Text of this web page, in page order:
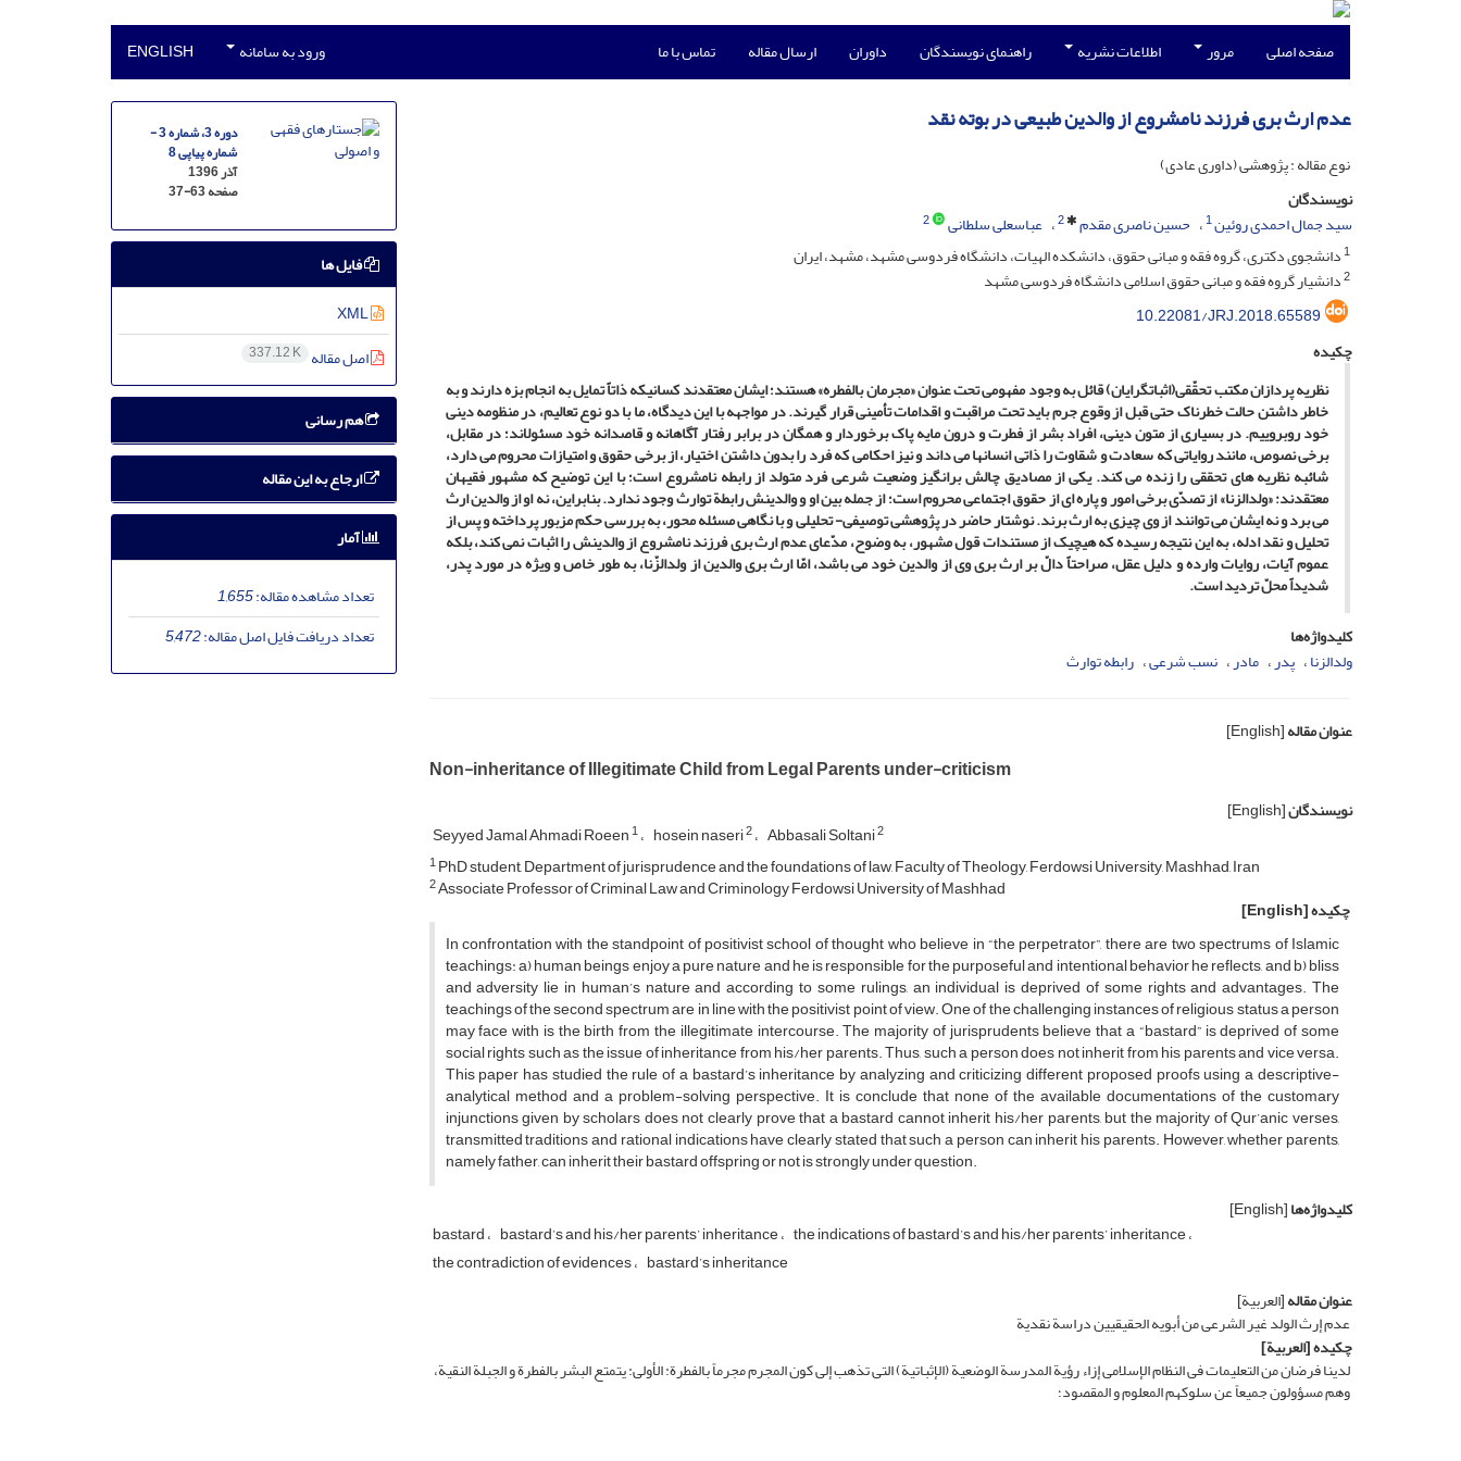
صفحه اصلی مرور اطلاعات نشریه راهنمای نویسندگان داوران ارسال مقاله تماس با ما ورود به سامانه ENGLISH
عدم ارث بری فرزند نامشروع از والدین طبیعی در بوته نقد
نوع مقاله : پژوهشی (داوری عادی)
نویسندگان
سید جمال احمدی روئین1 حسین ناصری مقدم 2 عباسعلی سلطانی
2
1دانشجوی دکتری، گروه فقه و مبانی حقوق، دانشکده الهیات، دانشگاه فردوسی مشهد، مشهد، ایران
2دانشیار گروه فقه و مبانی حقوق اسلامی دانشگاه فردوسی مشهد
10.22081/JRJ.2018.65589
چکیده
نظریه ­پردازان مکتب تحقّقی(اثبات­گرایان) قائل به وجود مفهومی تحت عنوان «مجرمان بالفطره» هستند؛ ایشان معتقدند کسانی­که ذاتاً تمایل به انجام بزه دارند و به
خاطر داشتن حالت خطرناک حتی قبل از وقوع جرم باید تحت مراقبت و اقدامات تأمینی قرار گیرند. در مواجهه با این دیدگاه، ما با دو نوع تعالیم، در منظومه‏ دینی
خود روبروییم. در بسیاری از متون دینی، افراد بشر از فطرت و درون‏ مایه‏ پاک برخوردار و همگان در برابر رفتار آگاهانه و قاصدانه‏ خود مسئول­اند؛ در مقابل،
برخی نصوص، مانند روایاتی که سعادت و شقاوت را ذاتی انسان‏ها می ‏داند و نیز احکامی که فرد را بدون داشتن اختیار، از برخی حقوق و امتیازات محروم می‏ دارد،
شائبه‏ نظریه‏ های تحققی را زنده می‏ کند. یکی از مصادیق چالش ­برانگیز وضعیت شرعی فرد متولد از رابطه نامشروع است؛ با این توضیح که مشهور فقیهان
معتقدند: «ولدالزنا» از تصدّی برخی امور و پاره ­ای از حقوق اجتماعی محروم است؛ از جمله بین او و والدینش رابطة توارث وجود ندارد. بنابراین، نه او از والدین ارث
می ­برد و نه ایشان می ­توانند از وی چیزی به ارث برند. نوشتار حاضر در پژوهشی توصیفی- تحلیلی و با نگاهی مسئله محور، به بررسی حکم مزبور پرداخته و پس از
تحلیل و نقد ادله، به این نتیجه رسیده که هیچ­یک از مستندات قول مشهور، به ­وضوح، مدّعای عدم ارث ­بری فرزند نامشروع از والدینش را اثبات نمی­ کند، بلکه
عموم آیات، روایات وارده و دلیل عقل، صراحتاً دالّ بر ارث ­بری وی از والدین خود می ­باشد، امّا ارث ­بری والدین از ولدالزّنا، به­ طور خاص و ویژه در مورد پدر،
شدیداً محلّ تردید است.
کلیدواژه‌ها
ولدالزنا پدر مادر نسب شرعی رابطه توارث
عنوان مقاله[English]
Non-inheritance of Illegitimate Child from Legal Parents under-criticism
نویسندگان[English]
Seyyed Jamal Ahmadi Roeen1 hosein naseri2 Abbasali Soltani2
1PhD student, Department of jurisprudence and the foundations of law, Faculty of Theology, Ferdowsi University, Mashhad, Iran
2Associate Professor of Criminal Law and Criminology Ferdowsi University of Mashhad
چکیده[English]
In confrontation with the standpoint of positivist school of thought who believe in “the perpetrator”, there are two spectrums of Islamic
teachings: a) human beings enjoy a pure nature and he is responsible for the purposeful and intentional behavior he reflects, and b) bliss
and adversity lie in human’s nature and according to some rulings, an individual is deprived of some rights and advantages. The
teachings of the second spectrum are in line with the positivist point of view. One of the challenging instances of religious status a person
may face with is the birth from the illegitimate intercourse. The majority of jurisprudents believe that a “bastard” is deprived of some
social rights such as the issue of inheritance from his/her parents. Thus, such a person does not inherit from his parents and vice versa.
This paper has studied the rule of a bastard’s inheritance by analyzing and criticizing different proposed proofs using a descriptive-
analytical method and a problem-solving perspective. It is conclude that none of the available documentations of the customary
injunctions given by scholars does not clearly prove that a bastard cannot inherit his/her parents, but the majority of Qur’anic verses,
transmitted traditions and rational indications have clearly stated that such a person can inherit his parents. However, whether parents,
namely father, can inherit their bastard offspring or not is strongly under question.
کلیدواژه‌ها[English]
bastard bastard’s and his/her parents’ inheritance the indications of bastard’s and his/her parents’ inheritance
the contradiction of evidences bastard’s inheritance
عنوان مقاله[العربیة]
عدم إرث الولد غیر الشرعی من أبویه الحقیقیین دراسة نقدیة
چکیده[العربیة]
لدینا فرضان من التعلیمات فی النظام الإسلامی إزاء رؤیة المدرسة الوضعیة (الإثباتیة) التی تذهب إلی کون المجرم مجرماً بالفطرة: الأولی: یتمتع البشر بالفطرة و الجبلة النقیة،
وهم مسؤولون جمیعاً عن سلوکهم المعلوم و المقصود؛
دوره 3، شماره 3 -
شماره پیاپی 8
آذر 1396
صفحه37-63
فایل ها
XML
اصل مقاله 337.12 K
هم رسانی
ارجاع به این مقاله
آمار
تعداد مشاهده مقاله:1,655
تعداد دریافت فایل اصل مقاله:5,472